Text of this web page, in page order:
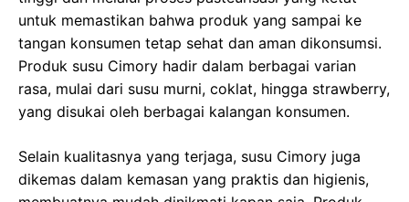
untuk memastikan bahwa produk yang sampai ke
tangan konsumen tetap sehat dan aman dikonsumsi.
Produk susu Cimory hadir dalam berbagai varian
rasa, mulai dari susu murni, coklat, hingga strawberry,
yang disukai oleh berbagai kalangan konsumen.
Selain kualitasnya yang terjaga, susu Cimory juga
dikemas dalam kemasan yang praktis dan higienis,